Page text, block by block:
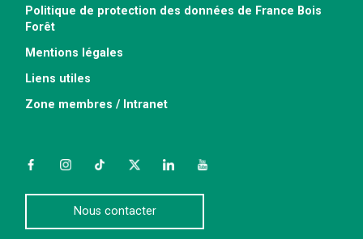
Politique de protection des données de France Bois
Forêt
Mentions légales
Liens utiles
Zone membres / Intranet
FacebookInstagramTikTokTwitterLinkedInYouTube
Nous contacter